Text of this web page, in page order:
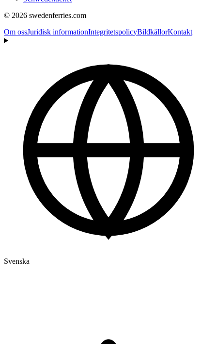
© 2026 swedenferries.com
Om ossJuridisk informationIntegritetspolicyBildkällorKontakt
Svenska